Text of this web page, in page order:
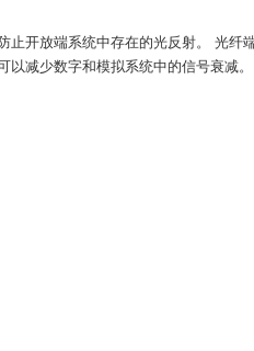
开放端系统中存在的光反射。 光
减少数字和模拟系统中的信号衰减。